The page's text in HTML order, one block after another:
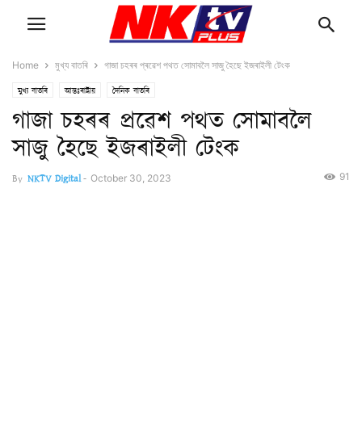
Home মুখ্য বাতৰি গাজা চহৰৰ প্ৰৱেশ পথত সোমাবলৈ সাজু হৈছে ইজৰাইলী টেংক
মুখ্য বাতৰি আন্তঃৰাষ্ট্ৰীয় দৈনিক বাতৰি
গাজা চহৰৰ প্ৰৱেশ পথত সোমাবলৈ
সাজু হৈছে ইজৰাইলী টেংক
By NKTV Digital- October 30, 2023 91